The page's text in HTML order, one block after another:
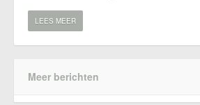
LEES MEER
Meer berichten